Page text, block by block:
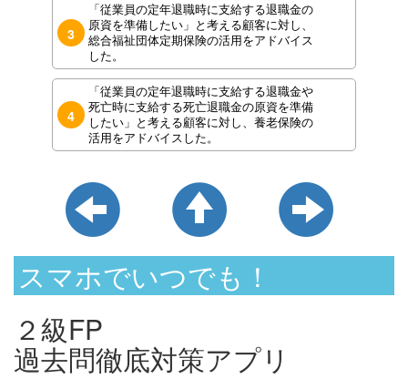
3
「従業員の定年退職時に支給する退職金の
原資を準備したい」と考える顧客に対し、
総合福祉団体定期保険の活用をアドバイス
した。
4
「従業員の定年退職時に支給する退職金や
死亡時に支給する死亡退職金の原資を準備
したい」と考える顧客に対し、養老保険の
活用をアドバイスした。
スマホでいつでも！
２級FP
過去問徹底対策アプリ